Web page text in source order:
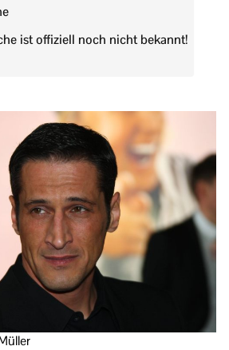
ist offiziell noch nicht bekannt!